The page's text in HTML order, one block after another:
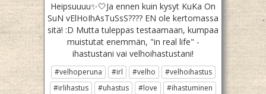
Heipsuuuu✨🤍Ja ennen kuin kysyt KuKa On
SuN vElHoIhAsTuSsS???? EN ole kertomassa
sitä! :D Mutta tuleppas testaamaan, kumpaa
muistutat enemmän, "in real life" -
ihastustani vai velhoihastustani!
#velhoperuna #irl #velho
#velhoihastus
#irlihastus
#uhastus #love
#ihastuminen